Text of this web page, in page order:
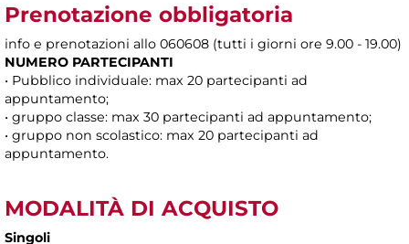
Prenotazione obbligatoria
info e prenotazioni allo 060608 (tutti i giorni ore 9.00 - 19.00)
NUMERO PARTECIPANTI
• Pubblico individuale: max 20 partecipanti ad
appuntamento;
• gruppo classe: max 30 partecipanti ad appuntamento;
• gruppo non scolastico: max 20 partecipanti ad
appuntamento.
MODALITÀ DI ACQUISTO
Singoli